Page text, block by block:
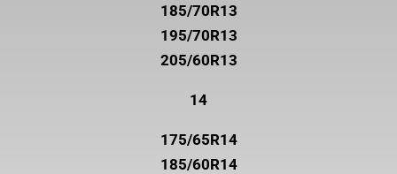
185/70R13
195/70R13
205/60R13
14
175/65R14
185/60R14